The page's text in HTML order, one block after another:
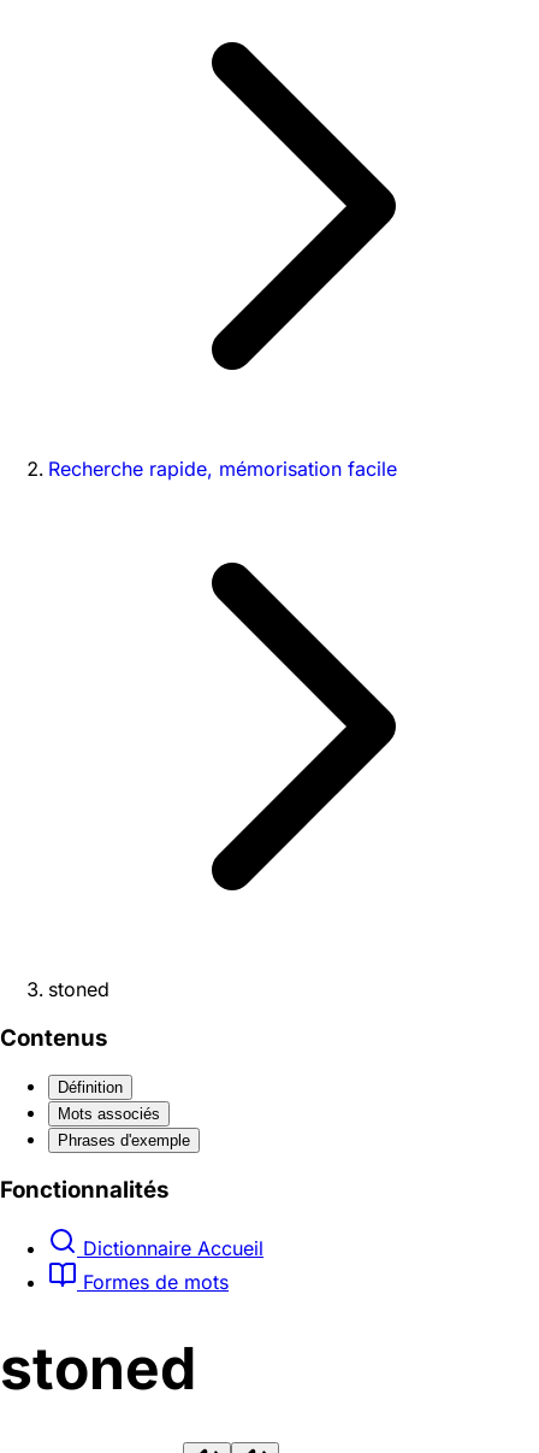
Recherche rapide, mémorisation facile
stoned
Contenus
Définition
Mots associés
Phrases d'exemple
Fonctionnalités
Dictionnaire Accueil
Formes de mots
stoned